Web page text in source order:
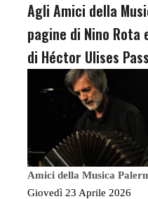
Agli Amici della
pagine di Nino Rota
di Héctor Ulises
Amici della Musica
Giovedì 23 Aprile 2026